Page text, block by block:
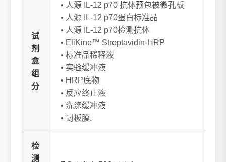
试
剂
盒
组
分
• 人源 IL-12 p70 抗体预包被微孔板
• 人源 IL-12 p70蛋白标准品
• 人源 IL-12 p70检测抗体
• EliKine™ Streptavidin-HRP
• 标准品稀释液
• 实验缓冲液
• HRP底物
• 反应终止液
• 洗涤缓冲液
• 封板膜.
检
测